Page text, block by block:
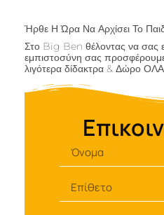
Ήρθε Η Ώρα Να Αρχίσει Το
Στο Big Ben θέλοντας να σας
εμπιστοσύνη σας
λιγότερα δίδακτρα & Δώρο ΟΛΑ